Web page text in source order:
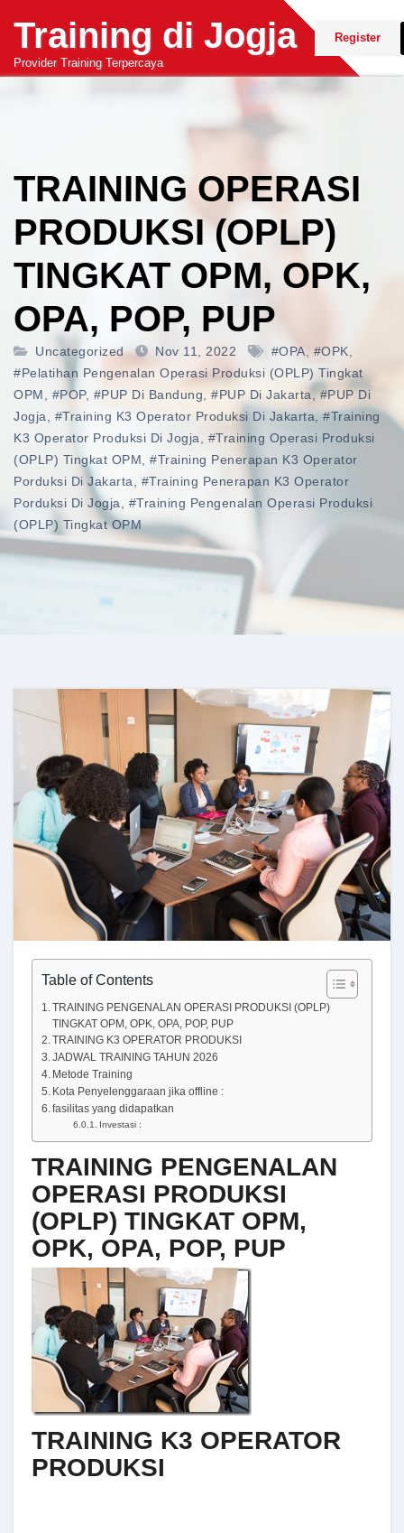
content
Training di Jogja
Provider Training Terpercaya
Register
TRAINING OPERASI
PRODUKSI (OPLP)
TINGKAT OPM, OPK,
OPA, POP, PUP
Uncategorized Nov 11, 2022 #OPA #OPK
#pelatihan Pengenalan Operasi Produksi (OPLP) Tingkat
OPM
#POP, #PUP Di Bandung #PUP Di Jakarta,#PUP Di
Jogja
#training K3 Operator Produksi Di Jakarta,#training
K3 Operator Produksi Di Jogja
#training Operasi Produksi
(OPLP) Tingkat OPM
#training Penerapan K3 Operator
Porduksi Di Jakarta
#training Penerapan K3 Operator
Porduksi Di Jogja
#training Pengenalan Operasi Produksi
(OPLP) Tingkat OPM
Table of Contents
TRAINING PENGENALAN OPERASI PRODUKSI (OPLP)
TINGKAT OPM, OPK, OPA, POP, PUP
TRAINING K3 OPERATOR PRODUKSI
JADWAL TRAINING TAHUN 2026
Metode Training
Kota Penyelenggaraan jika offline :
fasilitas yang didapatkan
Investasi :
TRAINING PENGENALAN
OPERASI PRODUKSI
(OPLP) TINGKAT OPM,
OPK, OPA, POP, PUP
TRAINING K3 OPERATOR
PRODUKSI